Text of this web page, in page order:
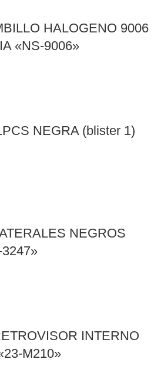
HALOGENO 9006
«NS-9006»
NEGRA (blister 1)
NEGROS
INTERNO
M210»